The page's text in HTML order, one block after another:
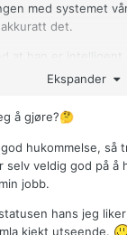
med systemet
det.
at han er intelligent
med høy status på
på jakten, du er nok
Ekspander
å gjøre?🤔
hukommelse, så
selv veldig god på å
jobb.
hans jeg
kjekt utseende.